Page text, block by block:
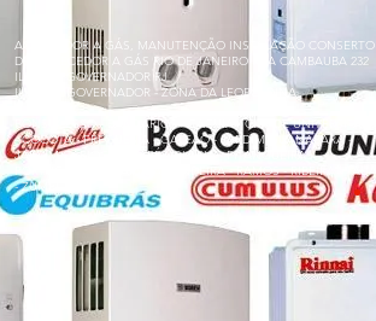
AQUECEDOR A GÁS, MANUTENÇÃO INSTALAÇÃO CONSERTO
DE AQUECEDOR A GÁS RIO DE JANEIRO RUA CAMBAUBA 232
ILHA DO GOVERNADOR RJ
ILHA DO GOVERNADOR - ZONA DA LEOPOLDINA
BONSUCESSO - BANCÁRIOS - CACUIA - CICADE UNIVERSITÁRIA
- COCOTÁ - FREGUESIA - GALEÃO - JARDIM GUANABARA -
JARDIM CARIOCA - MARÉ - OLARIA - PITANGUEIRAS -
PORTUGUESA - PRAIA DA BANDEIRA - RAMOS - RIBEIRA - TÁUA
- ZUMBI